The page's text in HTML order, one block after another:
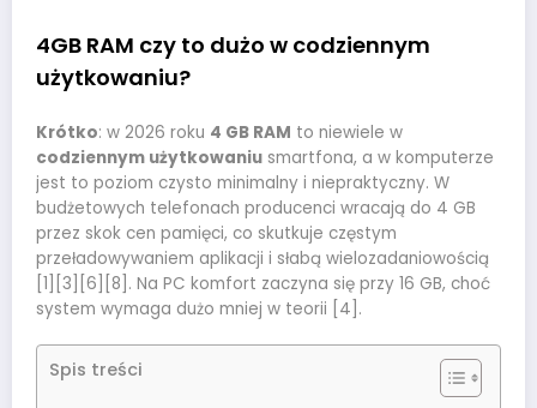
4GB RAM czy to dużo w codziennym
użytkowaniu?
Krótko: w 2026 roku 4 GB RAM to niewiele w
codziennym użytkowaniu smartfona, a w komputerze
jest to poziom czysto minimalny i niepraktyczny. W
budżetowych telefonach producenci wracają do 4 GB
przez skok cen pamięci, co skutkuje częstym
przeładowywaniem aplikacji i słabą wielozadaniowością
[1][3][6][8]. Na PC komfort zaczyna się przy 16 GB, choć
system wymaga dużo mniej w teorii [4].
Spis treści